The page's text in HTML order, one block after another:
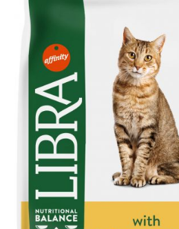
Pašaras
Katėms
Vištiena
quantity